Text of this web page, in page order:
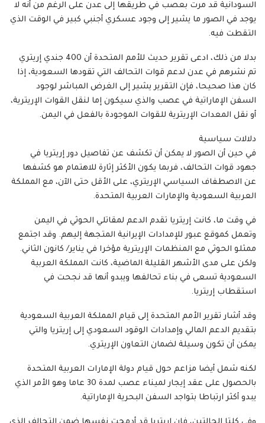
السودانية قد مرت بعصب في طريقها إلى عدن على الرغم من أنه لا
يوجد في الصور ما يشير إلى وجود عسكري أجنبي كبير في الوقت الذي
التقطت فيه.
بدلا من ذلك، ادعى تقرير حديث للأمم المتحدة أن 400 جندي إريتري
تم نشرهم في عدن لدعم قوات التحالف التي تقودها السعودية، إذا
كان هذا صحيحا، فإن التقرير يشير إلى الغرض المباشر لوجود
السفن الإماراتية في عصب والذي سيكون إما لنقل القوات الإريترية،
أو نقل المعدات الإريترية للقوات الموجودة بالفعل في اليمن.
دلالات سياسية
في حين أن الصور لا يمكن أن تكشف عن تفاصيل دور إريتريا في
جهود قوات التحالف، فربما يكون الأكثر إثارة للاهتمام هو كشفها
عن الاصطفاف السياسي الإريتري، على الأقل حتى الآن، مع المملكة
العربية السعودية والإمارات العربية المتحدة.
في وقت ما، كانت إريتريا تقدم الدعم لمقاتلي الحوثي في اليمن
وتعمل كموقع عبور للإمدادات الإيرانية المتجهة إليهم. وقد اجتمع
ممثلو الحوثي مع المنظمات الإريترية مؤخرا في يناير/ كانون الثاني.
ولكن على مدى الأشهر القليلة الماضية، كانت المملكة العربية
السعودية تسعى في بناء تحالفها ويبدو أنها قد نجحت في
استقطاب إريتريا.
وقد أشار تقرير الأمم المتحدة إلى قيام المملكة العربية السعودية
بتقديم الدعم المالي وإمدادات الوقود السعودي إلى إريتريا والتي
يمكن أن تكون وسيلة لضمان التعاون الإريتري.
لكنه شمل أيضا مزاعم حول قيام دولة الإمارات العربية المتحدة
بالحصول على عقد إيجار لميناء عصب لمدة 30 عاما وهو الأمر الذي
يبدو أكثر ارتباطا بتواجد السفن البحرية الإماراتية.